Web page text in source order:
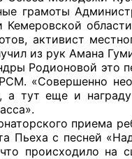
при
по проведению
грамоты
Кемеровской
активист
из рук Амана
Родионовой это
«Совершенно
а тут еще и
приема
Пьеха с песней
происходило на